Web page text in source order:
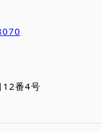
12番4号